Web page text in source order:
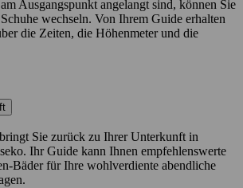
Ausgangspunkt angelangt sind, können Sie
wechseln. Von Ihrem Guide erhalten
die Zeiten, die Höhenmeter und die
Sie zurück zu Ihrer Unterkunft in
Ihr Guide kann Ihnen empfehlenswerte
Bäder für Ihre wohlverdiente abendliche